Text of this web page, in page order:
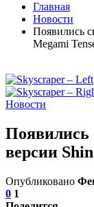
Главная
Новости
Появились
Megami
Новости
Появились
версии
Опубликовано
0 1